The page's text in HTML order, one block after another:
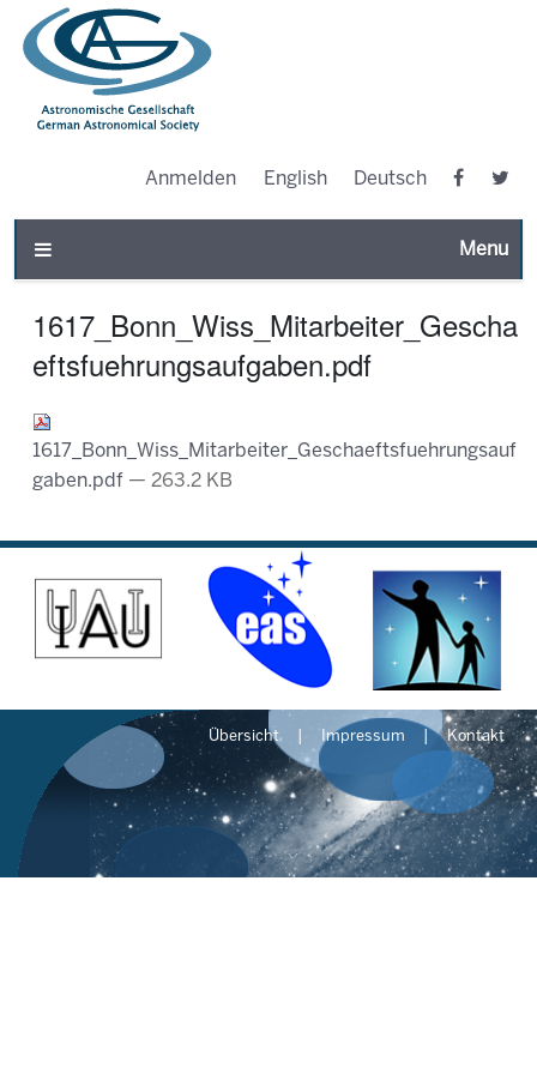
Anmelden English Deutsch
Toggle
1617_Bonn_Wiss_Mitarbeiter_Gescha
eftsfuehrungsaufgaben.pdf
1617_Bonn_Wiss_Mitarbeiter_Geschaeftsfuehrungsauf
gaben.pdf — 263.2 KB
Übersicht Impressum Kontakt